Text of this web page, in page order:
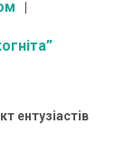
ентузіастів